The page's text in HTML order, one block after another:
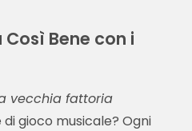
Così Bene con i
vecchia fattoria
gioco musicale? Ogni